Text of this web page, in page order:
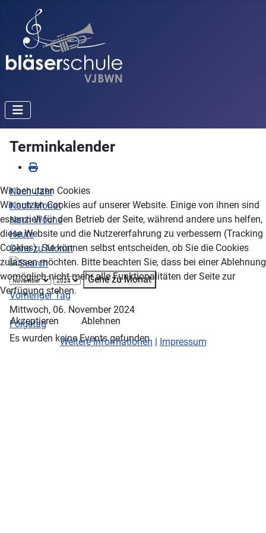
Terminkalender
Nach Jahr
Nach Monat
Nach Woche
Heute
Gehe zu Monat
Gehe zu Monat
Vorheriger Tag
Mittwoch, 06. November 2024
Folgetag
Es wurden keine Events gefunden
Wir benutzen Cookies
Wir nutzen Cookies auf unserer Website. Einige von ihnen sind
essenziell für den Betrieb der Seite, während andere uns helfen,
diese Website und die Nutzererfahrung zu verbessern (Tracking
Cookies). Sie können selbst entscheiden, ob Sie die Cookies
zulassen möchten. Bitte beachten Sie, dass bei einer Ablehnung
womöglich nicht mehr alle Funktionalitäten der Seite zur
Verfügung stehen.
Akzeptieren
Ablehnen
Weitere Informationen | Impressum